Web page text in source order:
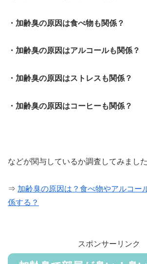
・加齢臭の原因は食べ物も関係？
・加齢臭の原因はアルコールも関係？
・加齢臭の原因はストレスも関係？
・加齢臭の原因はコーヒーも関係？
などが関与しているか調査してみました
⇒ 加齢臭の原因は？食べ物やアルコー
係する？
スポンサーリンク